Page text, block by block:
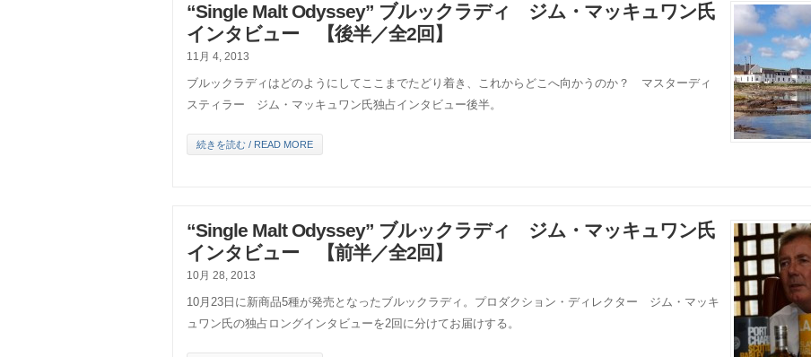
“Single Malt Odyssey” ブルックラディ ジム・マッキュワン氏
インタビュー 【後半／全2回】
11月 4, 2013
ブルックラディはどのようにしてここまでたどり着き、これからどこへ向かうのか？ マスターディ
スティラー ジム・マッキュワン氏独占インタビュー後半。
続きを読む / READ MORE
“Single Malt Odyssey” ブルックラディ ジム・マッキュワン氏
インタビュー 【前半／全2回】
10月 28, 2013
10月23日に新商品5種が発売となったブルックラディ。プロダクション・ディレクター ジム・マッキ
ュワン氏の独占ロングインタビューを2回に分けてお届けする。